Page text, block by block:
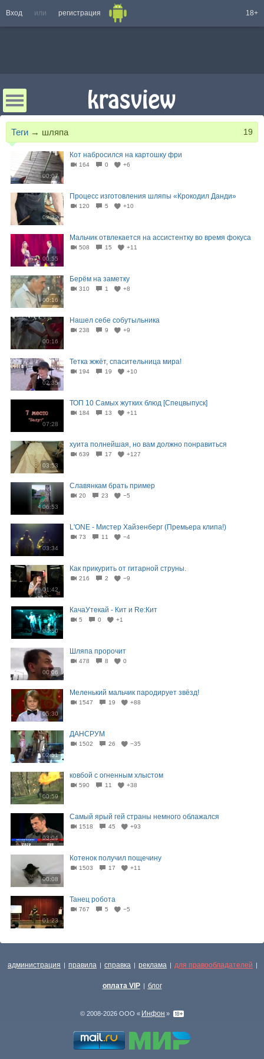
Вход или регистрация 18+
Теги → шляпа 19
00:07
Кот набросился на картошку фри
164 0 +6
02:32
Процесс изготовления шляпы «Крокодил Данди»
120 5 +10
00:55
Мальчик отвлекается на ассистентку во время фокуса
508 15 +11
00:16
Берём на заметку
310 1 +8
00:16
Нашел себе собутыльника
238 9 +9
02:35
Тетка жжёт, спасительница мира!
194 19 +10
07:28
ТОП 10 Самых жутких блюд [Спецвыпуск]
184 13 +11
03:53
хуита полнейшая, но вам должно понравиться
639 17 +127
06:53
Славянкам брать пример
20 23 −5
03:34
L'ONE - Мистер Хайзенберг (Премьера клипа!)
73 11 −4
01:42
Как прикурить от гитарной струны.
216 2 −9
04:50
КачаУтекай - Кит и Re:Кит
5 0 +1
00:06
Шляпа пророчит
478 8 0
05:30
Меленький мальчик пародирует звёзд!
1547 19 +88
02:51
ДАНСРУМ
1502 26 −35
00:59
ковбой с огненным хлыстом
590 11 +38
03:04
Самый ярый гей страны немного облажался
1518 45 +93
00:08
Котенок получил пощечину
1503 17 +11
01:23
Танец робота
767 5 −5
администрация | правила | справка | реклама | для правообладателей |
оплата VIP | блог
© 2008-2026 ООО « Инфон »